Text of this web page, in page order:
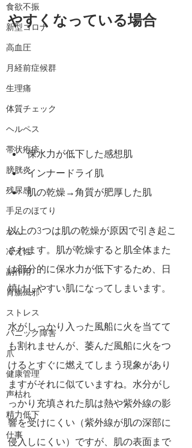
食欲不振
新型コロナ
高血圧
月経前症候群
生理痛
体質チェック
ヘルペス
帯状疱疹
膀胱炎
残尿感
手足のほてり
がん
冷え性
副作用
胃腸風邪
ストレス
パニック障害
爪
健康管理
声枯れ
精力低下
仕事
やすくなっている場合
保水力が低下した感想肌
インナードライ肌
肌の乾燥→角質が肥厚した肌
以上の3つは肌の乾燥が原因で引き起こ
されます。肌が乾燥すると肌全体また
は部分的に保水力が低下するため、日
焼けしやすい肌になってしまいます。
水がしっかり入った風船に火を当てて
も割れませんが、萎んだ風船に火をつ
けるとすぐに燃えてしまう現象があり
ますがそれに似ていますね。水分がし
っかり充填された肌は熱や紫外線の影
響を受けにくい（紫外線が肌の深部に
侵入しにくい）ですが、肌の表面まで